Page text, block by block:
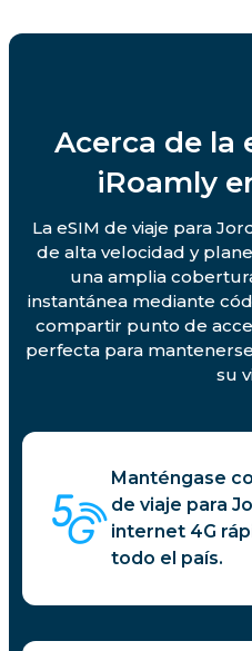
Acerca de la
iRoamly
La eSIM de viaje para
de alta velocidad y
una amplia
instantánea mediante
compartir punto de
perfecta para
su
Manténgase
de viaje para
internet 4G
todo el país.